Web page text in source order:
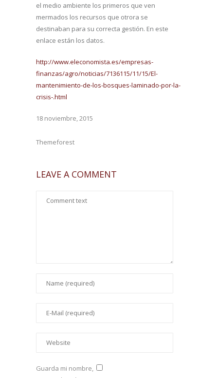
el medio ambiente los primeros que ven
mermados los recursos que otrora se
destinaban para su correcta gestión. En este
enlace están los datos.
http://www.eleconomista.es/empresas-
finanzas/agro/noticias/7136115/11/15/El-
mantenimiento-de-los-bosques-laminado-por-la-
crisis-.html
18 noviembre, 2015
Themeforest
LEAVE A COMMENT
Guarda mi nombre,